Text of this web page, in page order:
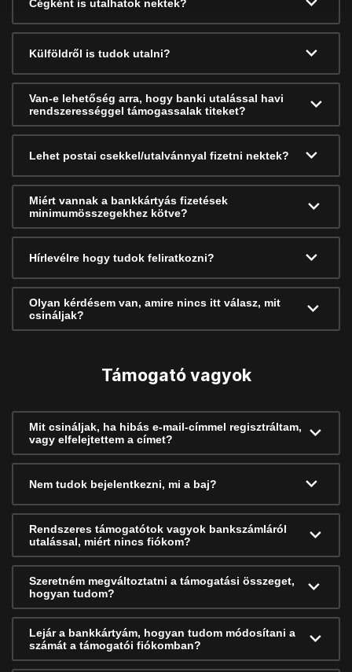
Cégként is utalhatok nektek?
Külföldről is tudok utalni?
Van-e lehetőség arra, hogy banki utalással havi
rendszerességgel támogassalak titeket?
Lehet postai csekkel/utalvánnyal fizetni nektek?
Miért vannak a bankkártyás fizetések
minimumösszegekhez kötve?
Hírlevélre hogy tudok feliratkozni?
Olyan kérdésem van, amire nincs itt válasz, mit
csináljak?
Támogató vagyok
Mit csináljak, ha hibás e-mail-címmel regisztráltam,
vagy elfelejtettem a címet?
Nem tudok bejelentkezni, mi a baj?
Rendszeres támogatótok vagyok bankszámláról
utalással, miért nincs fiókom?
Szeretném megváltoztatni a támogatási összeget,
hogyan tudom?
Lejár a bankkártyám, hogyan tudom módosítani a
számát a támogatói fiókomban?